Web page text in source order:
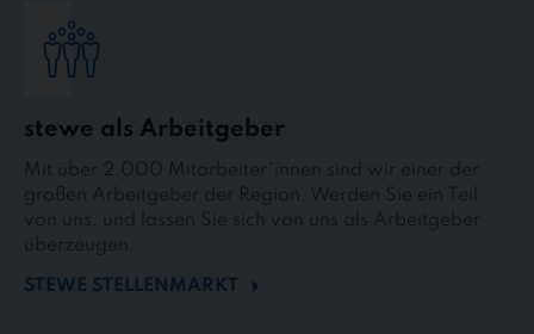
stewe als Arbeitgeber
Mit über 2.000 Mitarbeiter*innen sind wir einer der
großen Arbeitgeber der Region. Werden Sie ein Teil
von uns, und lassen Sie sich von uns als Arbeitgeber
überzeugen.
STEWE STELLENMARKT